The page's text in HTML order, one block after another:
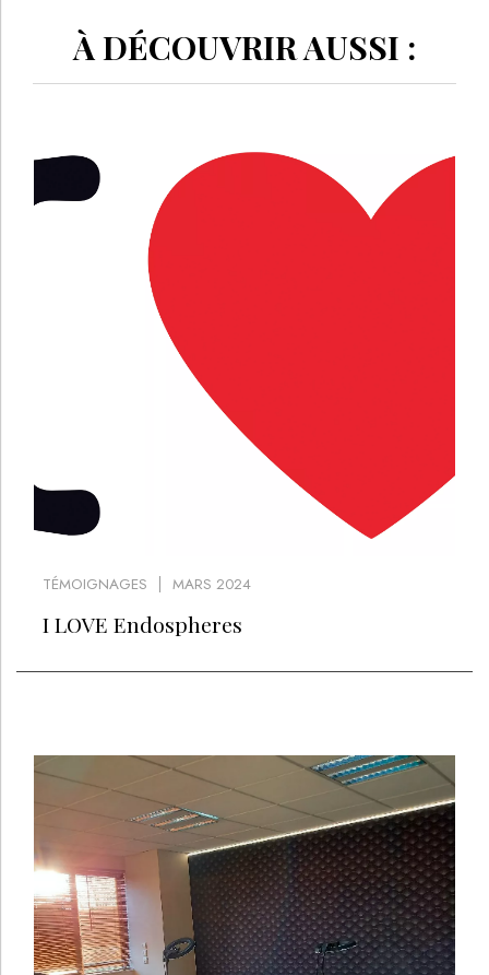
À DÉCOUVRIR AUSSI :
TÉMOIGNAGES MARS 2024
I LOVE Endospheres